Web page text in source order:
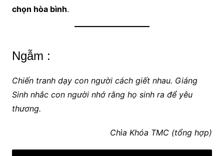
chọn hòa bình.
Ngẫm :
Chiến tranh dạy con người cách giết nhau. Giáng
Sinh nhắc con người nhớ rằng họ sinh ra để yêu
thương.
Chìa Khóa TMC (tổng hợp)